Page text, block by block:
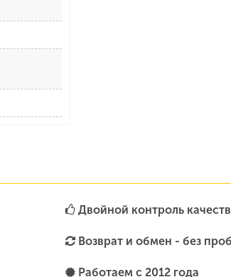
Двойной контроль
Возврат и обмен - без
Работаем с 2012 года